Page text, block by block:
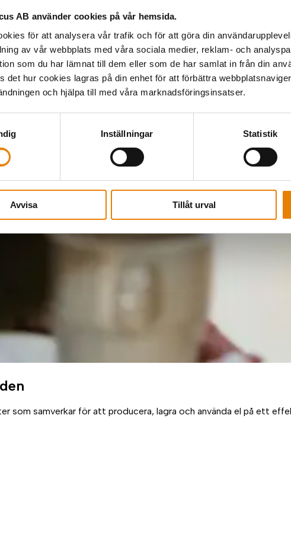
AB använder cookies på vår hemsida.
för att analysera vår trafik och för att göra din
av vår webbplats med våra sociala medier, reklam- och
som du har lämnat till dem eller som de har samlat in från din
det hur cookies lagras på din enhet för att förbättra
och hjälpa till med våra marknadsföringsinsatser.
Inställningar Statistik
Avvisa Tillåt urval
som samverkar för att producera, lagra och använda el på ett